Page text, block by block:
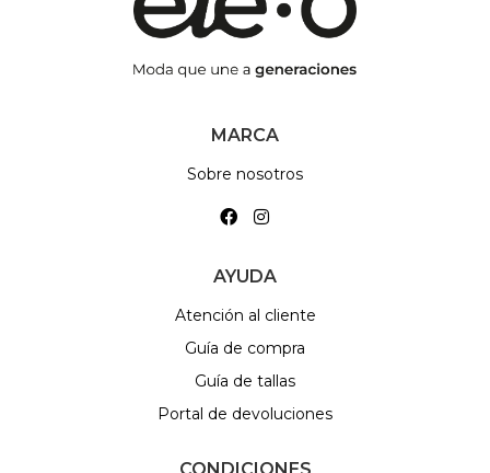
MARCA
Sobre nosotros
AYUDA
Atención al cliente
Guía de compra
Guía de tallas
Portal de devoluciones
CONDICIONES